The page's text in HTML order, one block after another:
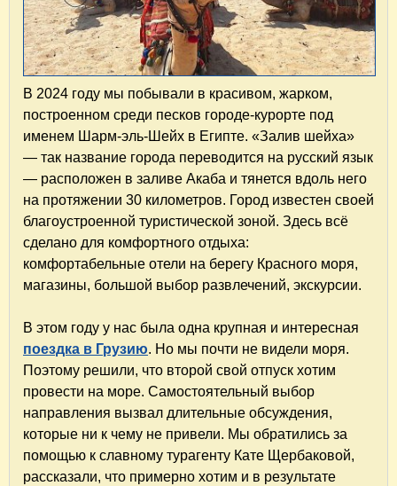
В 2024 году мы побывали в красивом, жарком,
построенном среди песков городе-курорте под
именем Шарм-эль-Шейх в Египте. «Залив шейха»
— так название города переводится на русский язык
— расположен в заливе Акаба и тянется вдоль него
на протяжении 30 километров. Город известен своей
благоустроенной туристической зоной. Здесь всё
сделано для комфортного отдыха:
комфортабельные отели на берегу Красного моря,
магазины, большой выбор развлечений, экскурсии.
В этом году у нас была одна крупная и интересная
поездка в Грузию. Но мы почти не видели моря.
Поэтому решили, что второй свой отпуск хотим
провести на море. Самостоятельный выбор
направления вызвал длительные обсуждения,
которые ни к чему не привели. Мы обратились за
помощью к славному турагенту Кате Щербаковой,
рассказали, что примерно хотим и в результате